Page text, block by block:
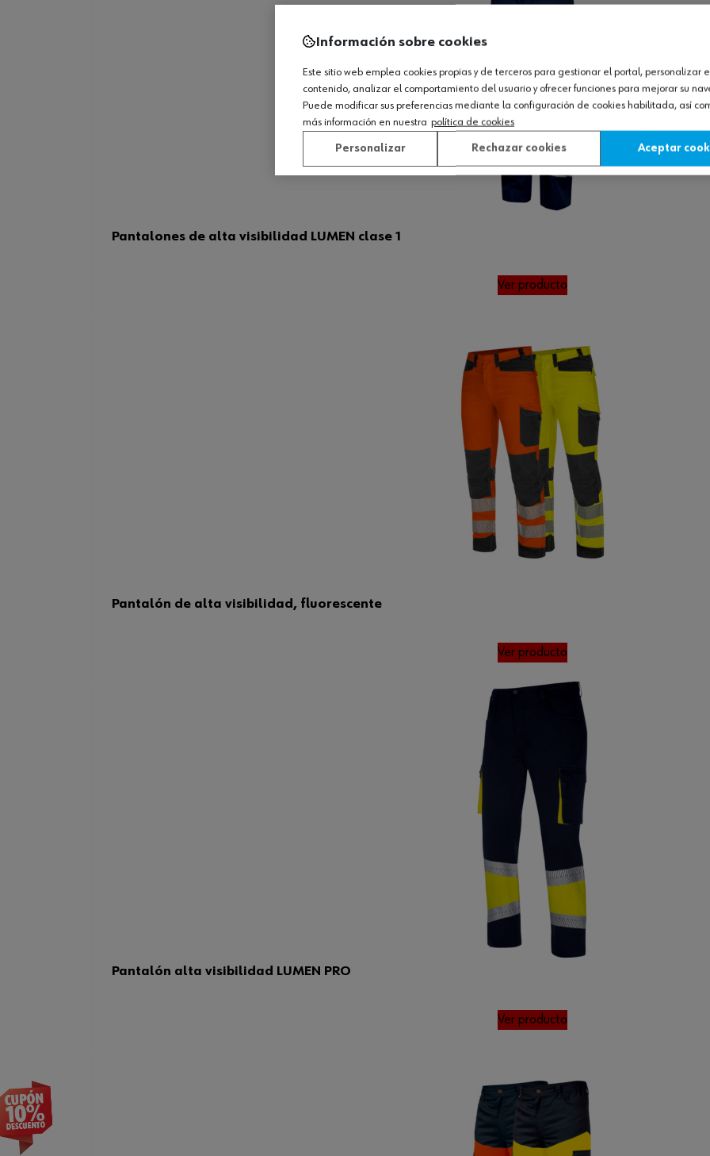
Pantalones de alta visibilidad LUMEN clase 1
Ver producto
Pantalón de alta visibilidad, fluorescente
Ver producto
Pantalón alta visibilidad LUMEN PRO
Ver producto
Información sobre cookies
Este sitio web emplea cookies propias y de terceros para gestionar el portal, personalizar
contenido, analizar el comportamiento del usuario y ofrecer funciones para mejorar su
Puede modificar sus preferencias mediante la configuración de cookies habilitada, así
más información en nuestra política de cookies
Personalizar Rechazar cookies Aceptar